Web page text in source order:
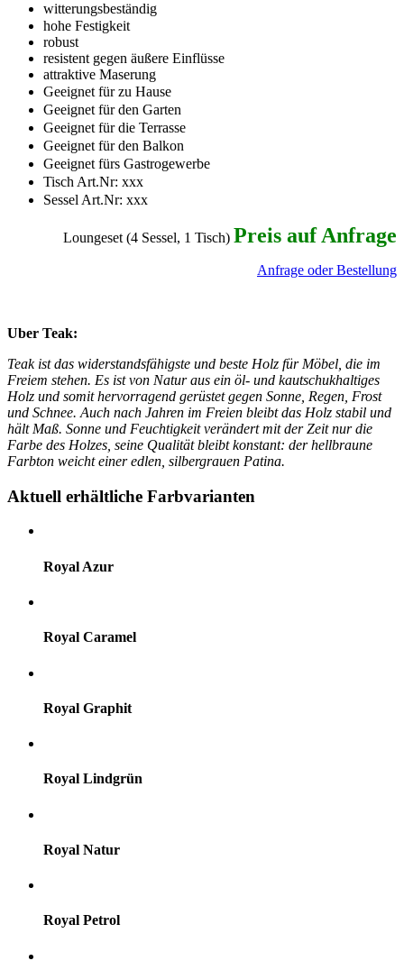
witterungsbeständig
hohe Festigkeit
robust
resistent gegen äußere Einflüsse
attraktive Maserung
Geeignet für zu Hause
Geeignet für den Garten
Geeignet für die Terrasse
Geeignet für den Balkon
Geeignet fürs Gastrogewerbe
Tisch Art.Nr: xxx
Sessel Art.Nr: xxx
Loungeset (4 Sessel, 1 Tisch) Preis auf Anfrage
Anfrage oder Bestellung
Uber Teak:
Teak ist das widerstandsfähigste und beste Holz für Möbel, die im
Freiem stehen. Es ist von Natur aus ein öl- und kautschukhaltiges
Holz und somit hervorragend gerüstet gegen Sonne, Regen, Frost
und Schnee. Auch nach Jahren im Freien bleibt das Holz stabil und
hält Maß. Sonne und Feuchtigkeit verändert mit der Zeit nur die
Farbe des Holzes, seine Qualität bleibt konstant: der hellbraune
Farbton weicht einer edlen, silbergrauen Patina.
Aktuell erhältliche Farbvarianten
Royal Azur
Royal Caramel
Royal Graphit
Royal Lindgrün
Royal Natur
Royal Petrol